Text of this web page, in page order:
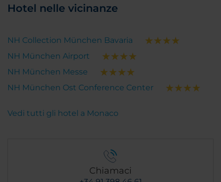
Hotel nelle vicinanze
NH Collection München Bavaria
NH München Airport
NH München Messe
NH München Ost Conference Center
Vedi tutti gli hotel a Monaco
Chiamaci